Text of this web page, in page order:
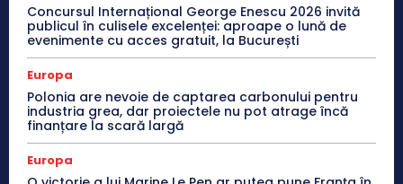
Concursul Internațional George Enescu 2026 invită
publicul în culisele excelenței: aproape o lună de
evenimente cu acces gratuit, la București
Europa
Polonia are nevoie de captarea carbonului pentru
industria grea, dar proiectele nu pot atrage încă
finanțare la scară largă
Europa